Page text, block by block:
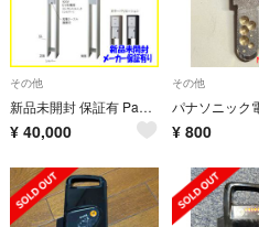
その他
新品未開封 保証有 Panasonic ELSEEV mine 充電ポート
¥ 40,000
その他
¥ 800